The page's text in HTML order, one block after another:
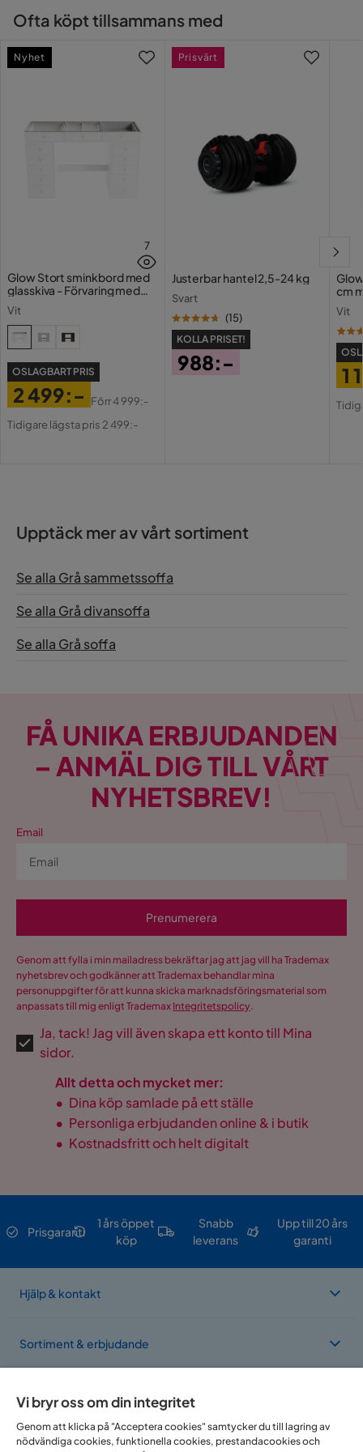
Färg Grå
Form L-formad
Orientering/Sida
Ofta köpt tillsammans med
7
Glow Stort sminkbord med
glasskiva - Förvaring med
Vit
OSLAGBART PRIS
Pris
2 499:-
Original
Förr4 999:-
Tidigare lägsta pris 2 499:-
Nyhet
Justerbar hantel 2,5-24 kg
Svart
(15)
KOLLA PRISET!
988:-
Prisvärt
cm
Vit
1
Upptäck mer av vårt sortiment
Se alla Grå sammetssoffa
Se alla Grå divansoffa
Se alla Grå soffa
FÅ UNIKA ERBJUDANDEN
– ANMÄL DIG TILL VÅRT
NYHETSBREV!
Email
Prenumerera
Genom att fylla i min mailadress bekräftar jag att jag vill ha Trademax
nyhetsbrev och godkänner att Trademax behandlar mina
personuppgifter för att kunna skicka marknadsföringsmaterial som
anpassats till mig enligt Trademax Integritetspolicy.
Ja, tack! Jag vill även skapa ett konto till Mina
sidor.
Allt detta och mycket mer:
• Dina köp samlade på ett ställe
• Personliga erbjudanden online & i butik
• Kostnadsfritt och helt digitalt
Prisgaranti
1 års öppet
köp
Snabb
leverans
Upp till 20 års
garanti
Hjälp & kontakt
Sortiment & erbjudande
Om Trademax
Vi finns i flera länder
Vi bryr oss om din integritet
Genom att klicka på "Acceptera cookies" samtycker du till lagring av
nödvändiga cookies, funktionella cookies, prestandacookies och